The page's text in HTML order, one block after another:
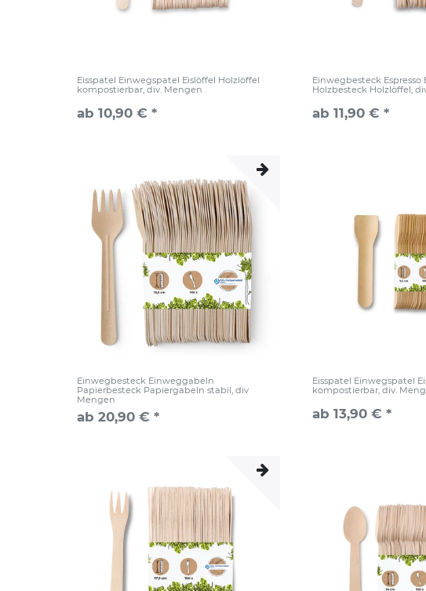
Eisspatel Einwegspatel Eislöffel Holzlöffel
kompostierbar, div. Mengen
ab 10,90 € *
Einwegbesteck Espresso
Holzbesteck Holzlöffel,
ab 11,90 € *
Einwegbesteck Einweggabeln
Papierbesteck Papiergabeln stabil, div
Mengen
ab 20,90 € *
Eisspatel Einwegspatel
kompostierbar, div.
ab 13,90 € *